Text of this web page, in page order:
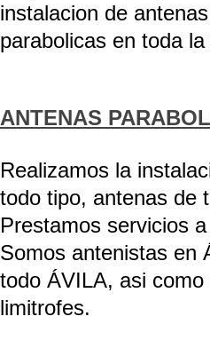
instalacion de
parabolicas en toda la
ANTENAS
Realizamos la
todo tipo, antenas de
Prestamos servicios
Somos antenistas en
todo ÁVILA, asi
limitrofes.